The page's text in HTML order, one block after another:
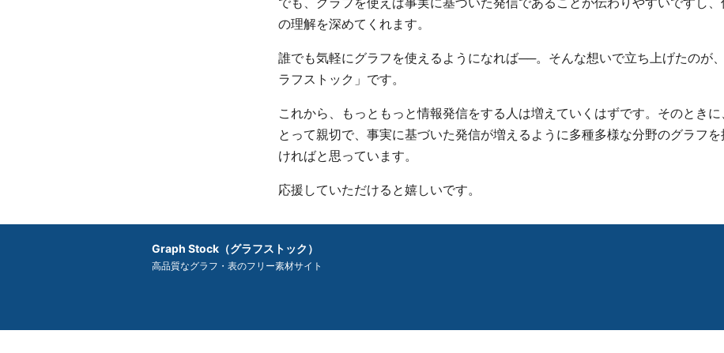
の理解を深めてくれます。
誰でも気軽にグラフを使えるようになれば──。そんな想いで立ち上げたのが
ラフストック」です。
これから、もっともっと情報発信をする人は増えていくはずです。そのとき
とって親切で、事実に基づいた発信が増えるように多種多様な分野のグラフ
ければと思っています。
応援していただけると嬉しいです。
Graph Stock（グラフストック）
高品質なグラフ・表のフリー素材サイト